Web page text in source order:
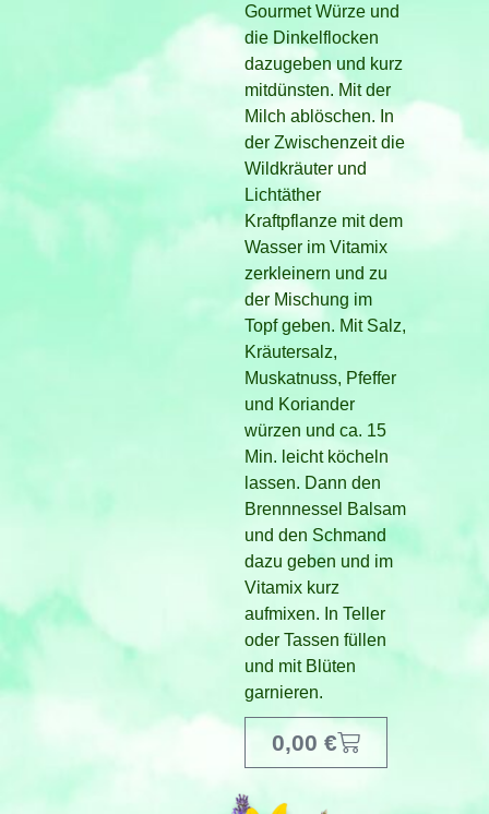
Gourmet Würze und
die Dinkelflocken
dazugeben und kurz
mitdünsten. Mit der
Milch ablöschen. In
der Zwischenzeit die
Wildkräuter und
Lichtäther
Kraftpflanze mit dem
Wasser im Vitamix
zerkleinern und zu
der Mischung im
Topf geben. Mit Salz,
Kräutersalz,
Muskatnuss, Pfeffer
und Koriander
würzen und ca. 15
Min. leicht köcheln
lassen. Dann den
Brennnessel Balsam
und den Schmand
dazu geben und im
Vitamix kurz
aufmixen. In Teller
oder Tassen füllen
und mit Blüten
garnieren.
0,00 €